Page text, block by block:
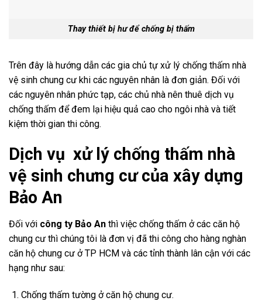
Thay thiết bị hư để chống bị thấm
Trên đây là hướng dẫn các gia chủ tự xử lý chống thấm nhà
vệ sinh chung cư khi các nguyên nhân là đơn giản. Đối với
các nguyên nhân phức tạp, các chủ nhà nên thuê dịch vụ
chống thấm để đem lại hiệu quả cao cho ngôi nhà và tiết
kiệm thời gian thi công.
Dịch vụ xử lý chống thấm nhà
vệ sinh chưng cư của xây dựng
Bảo An
Đối với công ty Bảo An thì việc chống thấm ở các căn hộ
chung cư thì chúng tôi là đơn vị đã thi công cho hàng nghàn
căn hộ chung cư ở TP HCM và các tỉnh thành lân cận với các
hạng như sau:
Chống thấm tường ở căn hộ chung cư.